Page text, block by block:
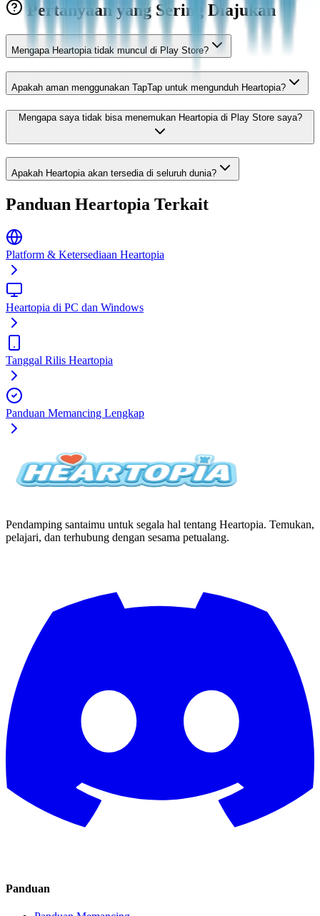
Pertanyaan yang Sering Diajukan
Mengapa Heartopia tidak muncul di Play Store?
Apakah aman menggunakan TapTap untuk mengunduh Heartopia?
Mengapa saya tidak bisa menemukan Heartopia di Play Store saya?
Apakah Heartopia akan tersedia di seluruh dunia?
Panduan Heartopia Terkait
Platform & Ketersediaan Heartopia
Heartopia di PC dan Windows
Tanggal Rilis Heartopia
Panduan Memancing Lengkap
Pendamping santaimu untuk segala hal tentang Heartopia. Temukan,
pelajari, dan terhubung dengan sesama petualang.
Panduan